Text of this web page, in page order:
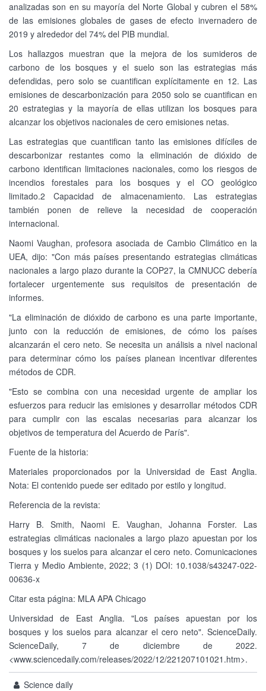
analizadas son en su mayoría del Norte Global y cubren el 58%
de las emisiones globales de gases de efecto invernadero de
2019 y alrededor del 74% del PIB mundial.
Los hallazgos muestran que la mejora de los sumideros de
carbono de los bosques y el suelo son las estrategias más
defendidas, pero solo se cuantifican explícitamente en 12. Las
emisiones de descarbonización para 2050 solo se cuantifican en
20 estrategias y la mayoría de ellas utilizan los bosques para
alcanzar los objetivos nacionales de cero emisiones netas.
Las estrategias que cuantifican tanto las emisiones difíciles de
descarbonizar restantes como la eliminación de dióxido de
carbono identifican limitaciones nacionales, como los riesgos de
incendios forestales para los bosques y el CO geológico
limitado.2 Capacidad de almacenamiento. Las estrategias
también ponen de relieve la necesidad de cooperación
internacional.
Naomi Vaughan, profesora asociada de Cambio Climático en la
UEA, dijo: "Con más países presentando estrategias climáticas
nacionales a largo plazo durante la COP27, la CMNUCC debería
fortalecer urgentemente sus requisitos de presentación de
informes.
"La eliminación de dióxido de carbono es una parte importante,
junto con la reducción de emisiones, de cómo los países
alcanzarán el cero neto. Se necesita un análisis a nivel nacional
para determinar cómo los países planean incentivar diferentes
métodos de CDR.
"Esto se combina con una necesidad urgente de ampliar los
esfuerzos para reducir las emisiones y desarrollar métodos CDR
para cumplir con las escalas necesarias para alcanzar los
objetivos de temperatura del Acuerdo de París".
Fuente de la historia:
Materiales proporcionados por la Universidad de East Anglia.
Nota: El contenido puede ser editado por estilo y longitud.
Referencia de la revista:
Harry B. Smith, Naomi E. Vaughan, Johanna Forster. Las
estrategias climáticas nacionales a largo plazo apuestan por los
bosques y los suelos para alcanzar el cero neto. Comunicaciones
Tierra y Medio Ambiente, 2022; 3 (1) DOI: 10.1038/s43247-022-
00636-x
Citar esta página: MLA APA Chicago
Universidad de East Anglia. "Los países apuestan por los
bosques y los suelos para alcanzar el cero neto". ScienceDaily.
ScienceDaily, 7 de diciembre de 2022.
<www.sciencedaily.com/releases/2022/12/221207101021.htm>.
Science daily